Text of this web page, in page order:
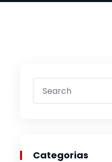
Categorias